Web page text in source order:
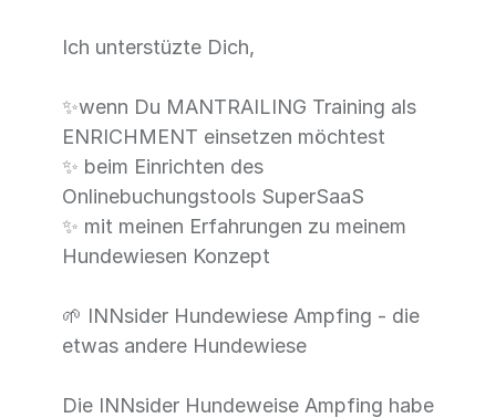
Ich unterstüzte Dich,
✨wenn Du MANTRAILING Training als
ENRICHMENT einsetzen möchtest
✨ beim Einrichten des
Onlinebuchungstools SuperSaaS
✨ mit meinen Erfahrungen zu meinem
Hundewiesen Konzept
🌱 INNsider Hundewiese Ampfing - die
etwas andere Hundewiese
Die INNsider Hundeweise Ampfing habe